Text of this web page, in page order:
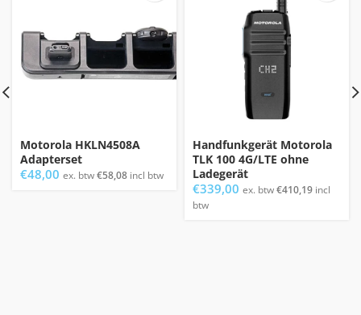
Motorola HKLN4508A
Adapterset
€48,00 ex. btw€58,08 incl btw
Handfunkgerät Motorola
TLK 100 4G/LTE ohne
Ladegerät
€339,00 ex. btw€410,19 incl
btw